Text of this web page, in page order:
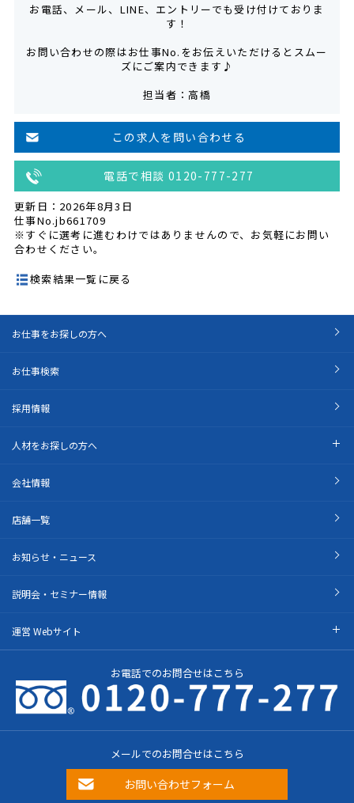
お電話、メール、LINE、エントリーでも受け付けておりま
す！
お問い合わせの際はお仕事No.をお伝えいただけるとスムー
ズにご案内できます♪
担当者：高橋
この求人を問い合わせる
電話で相談 0120-777-277
更新日：2026年8月3日
仕事No.jb661709
※すぐに選考に進むわけではありませんので、お気軽にお問い
合わせください。
検索結果一覧に戻る
お仕事をお探しの方へ
お仕事検索
採用情報
人材をお探しの方へ
会社情報
店舗一覧
お知らせ・ニュース
説明会・セミナー情報
運営 Webサイト
お電話でのお問合せはこちら
メールでのお問合せはこちら
お問い合わせフォーム